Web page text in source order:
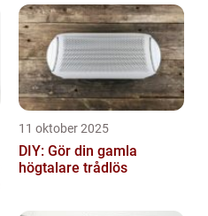
11 oktober 2025
DIY: Gör din gamla
högtalare trådlös